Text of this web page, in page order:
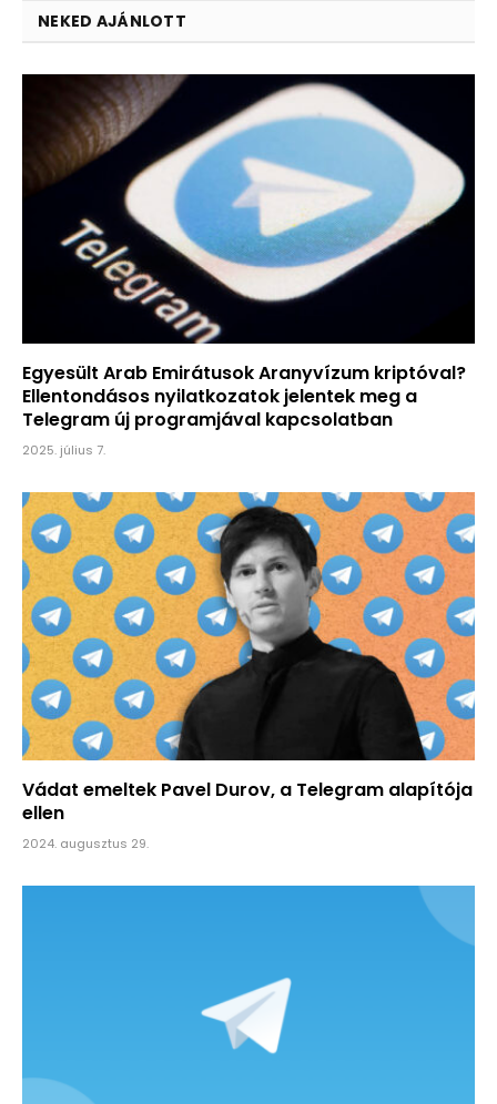
NEKED AJÁNLOTT
Egyesült Arab Emirátusok Aranyvízum kriptóval?
Ellentondásos nyilatkozatok jelentek meg a
Telegram új programjával kapcsolatban
2025. július 7.
Vádat emeltek Pavel Durov, a Telegram alapítója
ellen
2024. augusztus 29.